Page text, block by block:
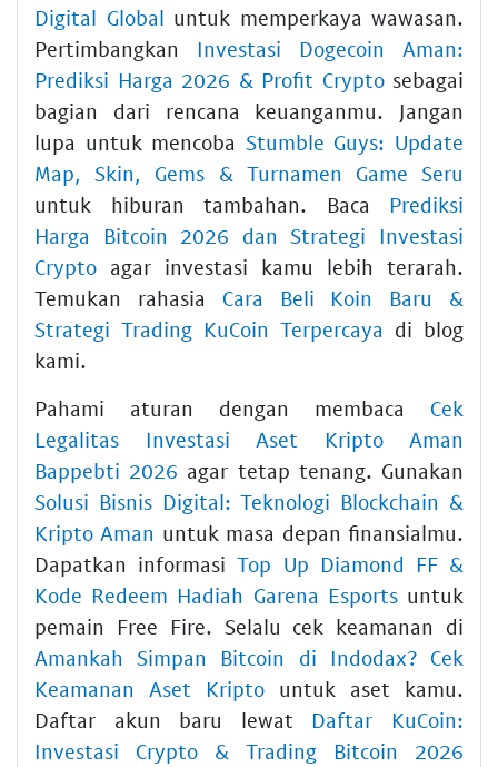
Digital Global untuk memperkaya wawasan.
Pertimbangkan Investasi Dogecoin Aman:
Prediksi Harga 2026 & Profit Cryptosebagai
bagian dari rencana keuanganmu. Jangan
lupa untuk mencoba Stumble Guys: Update
Map, Skin, Gems & Turnamen Game Seru
untuk hiburan tambahan. Baca Prediksi
Harga Bitcoin 2026 dan Strategi Investasi
Crypto agar investasi kamu lebih terarah.
Temukan rahasia Cara Beli Koin Baru &
Strategi Trading KuCoin Terpercaya di blog
kami.
Pahami aturan dengan membaca Cek
Legalitas Investasi Aset Kripto Aman
Bappebti 2026 agar tetap tenang. Gunakan
Solusi Bisnis Digital: Teknologi Blockchain &
Kripto Aman untuk masa depan finansialmu.
Dapatkan informasiTop Up Diamond FF &
Kode Redeem Hadiah Garena Esportsuntuk
pemain Free Fire. Selalu cek keamanan di
Amankah Simpan Bitcoin di Indodax? Cek
Keamanan Aset Kripto untuk aset kamu.
Daftar akun baru lewat Daftar KuCoin:
Investasi Crypto & Trading Bitcoin 2026